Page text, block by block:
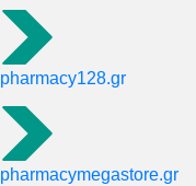
pharmacy128.gr
pharmacymegastore.gr